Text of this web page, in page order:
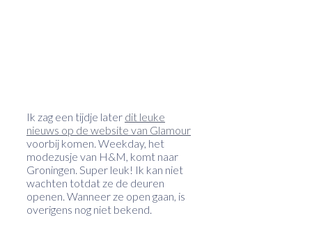
Ik zag een tijdje later dit leuke
nieuws op de website van Glamour
voorbij komen. Weekday, het
modezusje van H&M, komt naar
Groningen. Super leuk! Ik kan niet
wachten totdat ze de deuren
openen. Wanneer ze open gaan, is
overigens nog niet bekend.